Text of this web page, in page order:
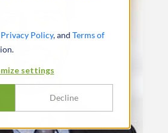
Privacy Policy, and Terms of
settings
Decline